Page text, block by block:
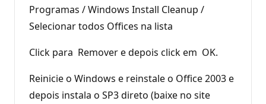
Programas / Windows Install Cleanup /
Selecionar todos Offices na lista
Click para Remover e depois click em OK.
Reinicie o Windows e reinstale o Office 2003 e
depois instala o SP3 direto (baixe no site